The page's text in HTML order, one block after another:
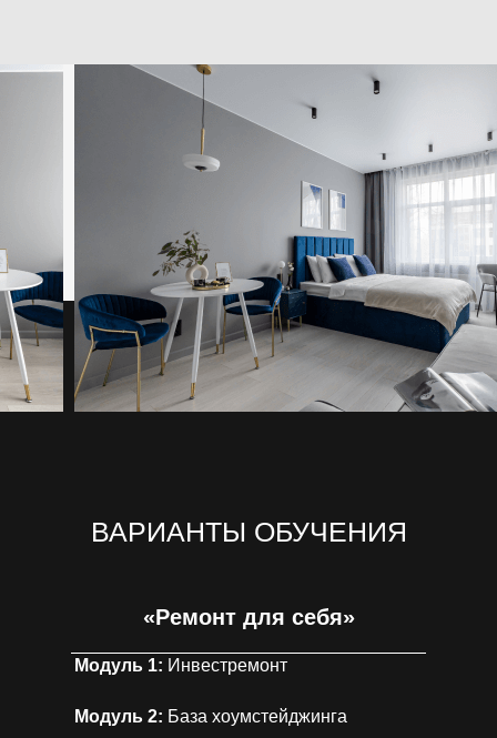
«Ремонт для себя»
Модуль 1: Инвестремонт
Модуль 2: База хоумстейджинга
ВАРИАНТЫ ОБУЧЕНИЯ